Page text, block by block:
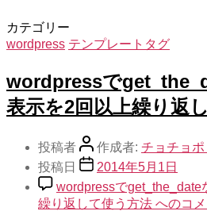
カテゴリー
wordpress テンプレートタグ
wordpressで
表示を2回以上繰り返
投稿者 作成者: チョチョポ
投稿日
2014年5月1日
wordpressでget_the_date
繰り返して使う方法 へのコ